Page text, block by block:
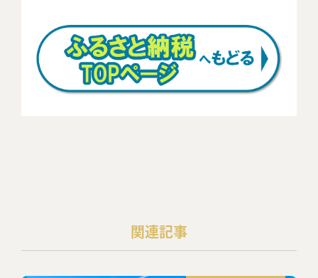
関連記事